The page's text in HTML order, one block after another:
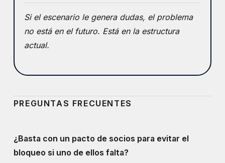
Si el escenario le genera dudas, el problema
no está en el futuro. Está en la estructura
actual.
PREGUNTAS FRECUENTES
¿Basta con un pacto de socios para evitar el
bloqueo si uno de ellos falta?